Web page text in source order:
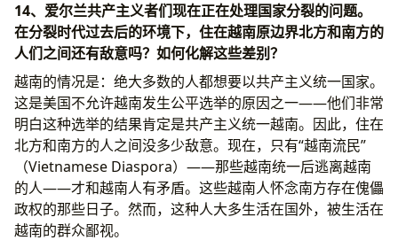
14、爱尔兰共产主义者们现在正在处理国家分裂的问题。
在分裂时代过去后的环境下，住在越南原边界北方和南方的
人们之间还有敌意吗？如何化解这些差别？
越南的情况是：绝大多数的人都想要以共产主义统一国家。
这是美国不允许越南发生公平选举的原因之一——他们非常
明白这种选举的结果肯定是共产主义统一越南。因此，住在
北方和南方的人之间没多少敌意。现在，只有“越南流民”
（Vietnamese Diaspora）——那些越南统一后逃离越南
的人——才和越南人有矛盾。这些越南人怀念南方存在傀儡
政权的那些日子。然而，这种人大多生活在国外，被生活在
越南的群众鄙视。